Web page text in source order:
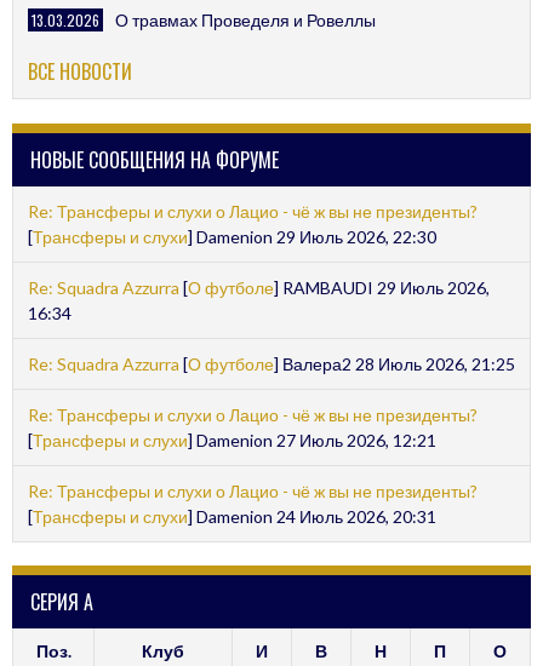
13.03.2026 О травмах Проведеля и Ровеллы
ВСЕ НОВОСТИ
НОВЫЕ СООБЩЕНИЯ НА ФОРУМЕ
Re: Трансферы и слухи о Лацио - чё ж вы не президенты?
[Трансферы и слухи] Damenion 29 Июль 2026, 22:30
Re: Squadra Azzurra [О футболе] RAMBAUDI 29 Июль 2026,
16:34
Re: Squadra Azzurra [О футболе] Валера2 28 Июль 2026, 21:25
Re: Трансферы и слухи о Лацио - чё ж вы не президенты?
[Трансферы и слухи] Damenion 27 Июль 2026, 12:21
Re: Трансферы и слухи о Лацио - чё ж вы не президенты?
[Трансферы и слухи] Damenion 24 Июль 2026, 20:31
СЕРИЯ А
Поз. Клуб И В Н П О